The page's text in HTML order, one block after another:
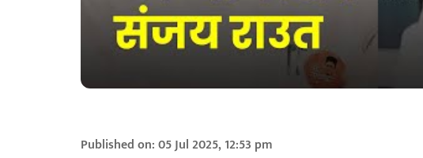
Published on:05 Jul 2025, 12:53 pm